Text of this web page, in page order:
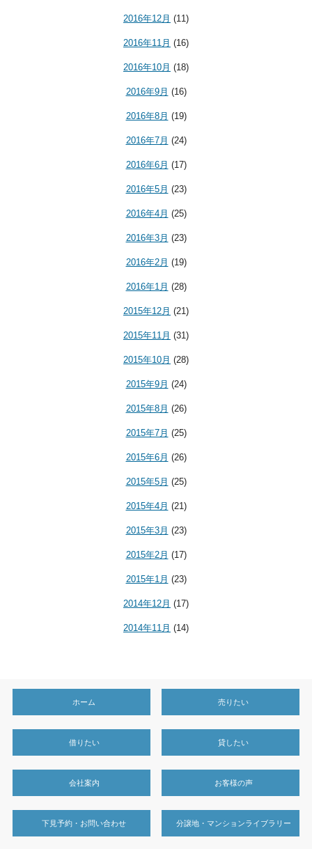
2016年12月 (11)
2016年11月 (16)
2016年10月 (18)
2016年9月 (16)
2016年8月 (19)
2016年7月 (24)
2016年6月 (17)
2016年5月 (23)
2016年4月 (25)
2016年3月 (23)
2016年2月 (19)
2016年1月 (28)
2015年12月 (21)
2015年11月 (31)
2015年10月 (28)
2015年9月 (24)
2015年8月 (26)
2015年7月 (25)
2015年6月 (26)
2015年5月 (25)
2015年4月 (21)
2015年3月 (23)
2015年2月 (17)
2015年1月 (23)
2014年12月 (17)
2014年11月 (14)
ホーム 売りたい
借りたい 貸したい
会社案内 お客様の声
下見予約・お問い合わせ 分譲地・マンションライブラリー